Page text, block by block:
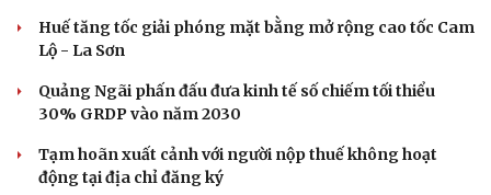
Huế tăng tốc giải phóng mặt bằng mở rộng cao tốc Cam
Lộ - La Sơn
Quảng Ngãi phấn đấu đưa kinh tế số chiếm tối thiểu
30% GRDP vào năm 2030
Tạm hoãn xuất cảnh với người nộp thuế không hoạt
động tại địa chỉ đăng ký